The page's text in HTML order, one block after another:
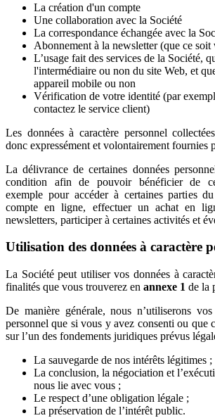
La création d'un compte
Une collaboration avec la Société
La correspondance échangée avec la
Abonnement à la newsletter (que ce
L’usage fait des services de la Société,
l'intermédiaire ou non du site Web, et
appareil mobile ou non
Vérification de votre identité (par
contactez le service client)
Les données à caractère personnel
donc expressément et volontairement fournies
La délivrance de certaines données
condition afin de pouvoir bénéficier de
exemple pour accéder à certaines parties
compte en ligne, effectuer un achat en
newsletters, participer à certaines activités et
Utilisation des données à caractère
La Société peut utiliser vos données à
finalités que vous trouverez en annexe 1 de la
De manière générale, nous n’utiliserons
personnel que si vous y avez consenti ou que
sur l’un des fondements juridiques prévus
La sauvegarde de nos intérêts légitimes ;
La conclusion, la négociation et
nous lie avec vous ;
Le respect d’une obligation légale ;
La préservation de l’intérêt public.